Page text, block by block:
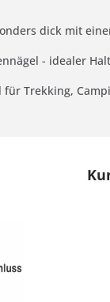
dick mit
- idealer
Trekking,